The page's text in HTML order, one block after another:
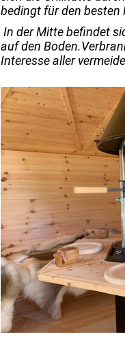
bedingt für den besten
In der Mitte befindet
auf den
Interesse aller